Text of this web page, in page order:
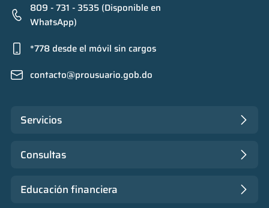
809 - 731 - 3535 (Disponible en
WhatsApp)
*778 desde el móvil sin cargos
contacto@prousuario.gob.do
Servicios
Consultas
Educación financiera